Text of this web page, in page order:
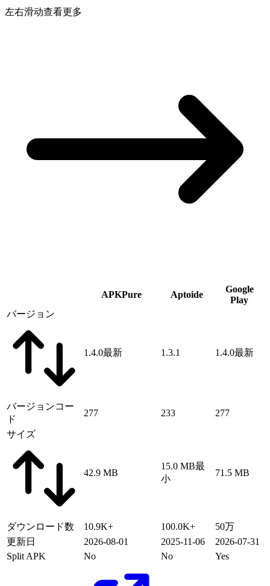
左右滑动查看更多
APKPure Aptoide
Google
Play
バージョン
1.4.0最新 1.3.1 1.4.0最新
バージョンコー
ド
277 233 277
サイズ
42.9 MB
15.0 MB最
小
71.5 MB
ダウンロード数 10.9K+ 100.0K+
50万
更新日
2026-08-01 2025-11-06
2026-07-31
Split APK
No No Yes